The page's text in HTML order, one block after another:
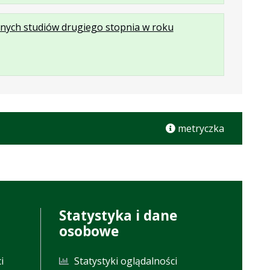
formacie:
pdf
465
kB
w
nowej
studiów drugiego stopnia w roku
metryczka
Statystyka i dane
osobowe
Statystyki oglądalności